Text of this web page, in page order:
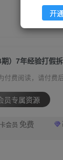
期）7年经验打假
付费阅读，请付费
员专属资源
会员 免费
开